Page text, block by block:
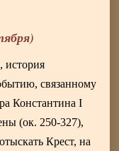
связанному
Константина I
(ок. 250-327),
Крест, на